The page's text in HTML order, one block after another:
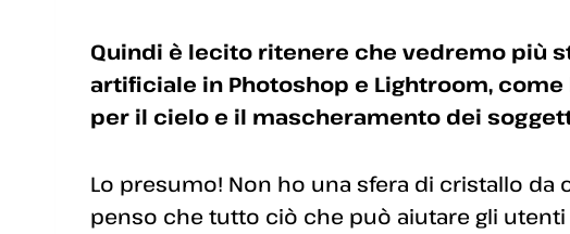
Quindi è lecito ritenere che vedremo più
artificiale in Photoshop e Lightroom,
per il cielo e il mascheramento dei
Lo presumo! Non ho una sfera di cristallo
penso che tutto ciò che può aiutare gli utenti